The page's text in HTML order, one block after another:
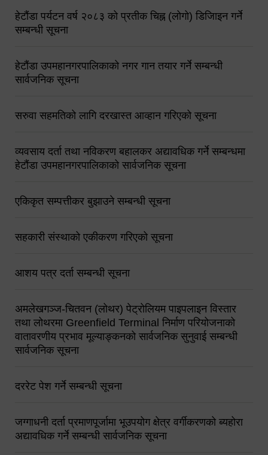
हेटौंडा पर्यटन वर्ष २०८३ को प्रतीक चिह्न (लोगो) डिजिाइन गर्ने
सम्बन्धी सूचना
हेटौंडा उपमहानगरपालिकाको नगर गान तयार गर्ने सम्बन्धी
सार्वजनिक सूचना
सरुवा सहमतिको लागि दरखास्त आव्हान गरिएको सूचना
व्यवसाय दर्ता तथा नविकरण बहालकर अद्यावधिक गर्ने सम्बन्धमा
हेटौंडा उपमहानगरपालिकाको सार्वजनिक सूचना
एकिकृत सम्पत्तीकर बुझाउने सम्बन्धी सूचना
सहकारी संस्थाको एकीकरण गरिएको सूचना
आशय पत्र दर्ता सम्बन्धी सूचना
अमलेखगञ्ज-चितवन (लोथर) पेट्रोलियम पाइपलाइन विस्तार
तथा लोथरमा Greenfield Terminal निर्माण परियोजनाको
वातावरणीय प्रभाव मूल्याङ्कनको सार्वजनिक सुनुवाई सम्बन्धी
सार्वजनिक सूचना
दररेट पेश गर्ने सम्बन्धी सूचना
जग्गाधनी दर्ता प्रमाणपूर्जामा भूउपयोग क्षेत्र वर्गीकरणको ब्यहोरा
अद्यावधिक गर्ने सम्बन्धी सार्वजनिक सूचना